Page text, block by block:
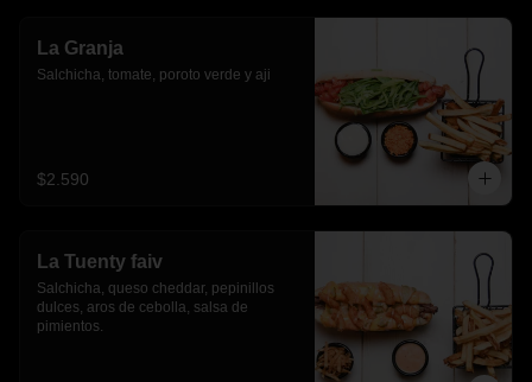
La Granja
Salchicha, tomate, poroto verde y aji
$2.590
La Tuenty faiv
Salchicha, queso cheddar, pepinillos
dulces, aros de cebolla, salsa de
pimientos.